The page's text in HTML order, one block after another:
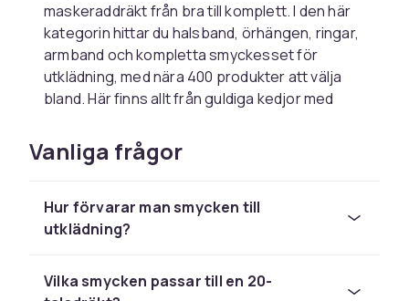
maskeraddräkt från bra till komplett. I den här
kategorin hittar du halsband, örhängen, ringar,
armband och kompletta smyckesset för
utklädning, med nära 400 produkter att välja
bland. Här finns allt från guldiga kedjor med
ädelstenshalsband och magdansbälten med
skimrande mynt.
passar stora kreoler och halsband med mynt
eller döskallar, till 20-talsfesten är långa
val, och till discotemat får det gärna vara stort,
Vanliga frågor
Hur förvarar man smycken till
utklädning?
Vilka smycken passar till en 20-